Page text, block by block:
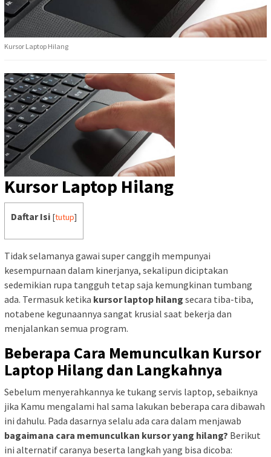
Kursor Laptop Hilang
Kursor Laptop Hilang
Daftar Isi [tutup]
Tidak selamanya gawai super canggih mempunyai
kesempurnaan dalam kinerjanya, sekalipun diciptakan
sedemikian rupa tangguh tetap saja kemungkinan tumbang
ada. Termasuk ketika kursor laptop hilang secara tiba-tiba,
notabene kegunaannya sangat krusial saat bekerja dan
menjalankan semua program.
Beberapa Cara Memunculkan Kursor
Laptop Hilang dan Langkahnya
Sebelum menyerahkannya ke tukang servis laptop, sebaiknya
jika Kamu mengalami hal sama lakukan beberapa cara dibawah
ini dahulu. Pada dasarnya selalu ada cara dalam menjawab
bagaimana cara memunculkan kursor yang hilang? Berikut
ini alternatif caranya beserta langkah yang bisa dicoba: